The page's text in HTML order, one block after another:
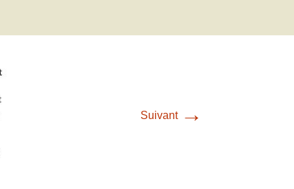
Suivant →